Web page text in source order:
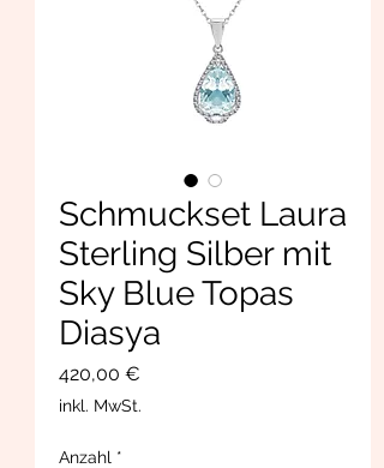
Schmuckset Laura
Sterling Silber mit
Sky Blue Topas
Diasya
420,00 €
inkl. MwSt.
Anzahl *